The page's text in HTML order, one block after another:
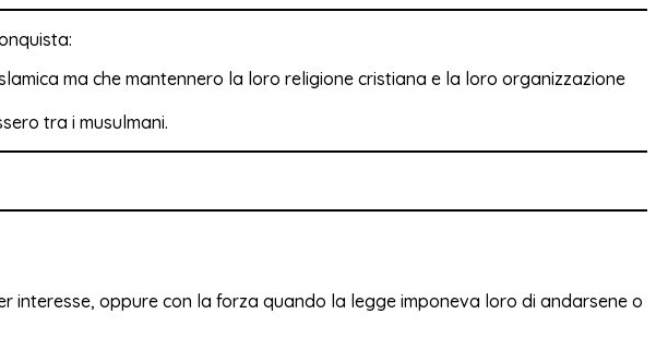
ma che mantennero la loro religione cristiana e la loro organizzazione
tra i musulmani.
interesse, oppure con la forza quando la legge imponeva loro di andarsene o